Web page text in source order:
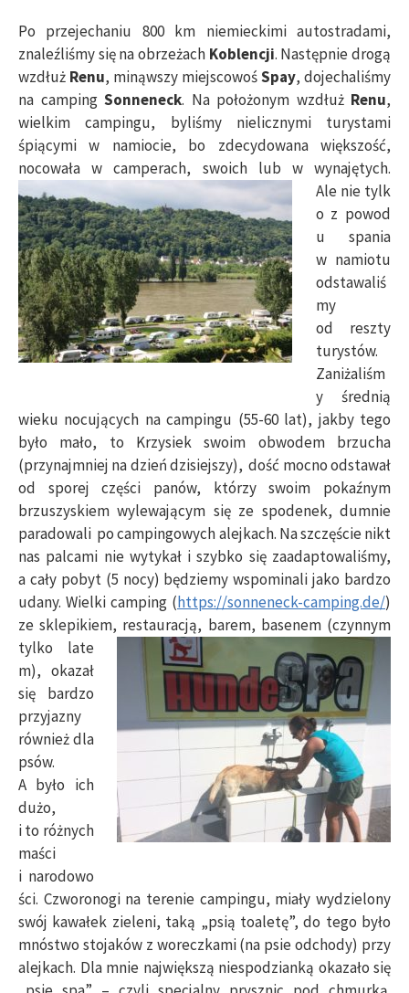
Po przejechaniu 800 km niemieckimi autostradami,
znaleźliśmy się na obrzeżach Koblencji. Następnie drogą
wzdłuż Renu, minąwszy miejscowośSpay, dojechaliśmy
na camping Sonneneck. Na położonym wzdłuż Renu,
wielkim campingu, byliśmy nielicznymi turystami
śpiącymi w namiocie, bo zdecydowana większość,
nocowała w camperach, swoich lub w wynajętych.
Ale nie tylk
o z powod
u spania
w namiotu
odstawaliś
my
od reszty
turystów.
Zaniżaliśm
y średnią
wieku nocujących na campingu (55-60 lat), jakby tego
było mało, to Krzysiek swoim obwodem brzucha
(przynajmniej na dzień dzisiejszy), dość mocno odstawał
od sporej części panów, którzy swoim pokaźnym
brzuszyskiem wylewającym się ze spodenek, dumnie
paradowali po campingowych alejkach. Na szczęście nikt
nas palcami nie wytykał i szybko się zaadaptowaliśmy,
a cały pobyt (5 nocy) będziemy wspominali jako bardzo
udany. Wielki camping (https://sonneneck-camping.de/)
ze sklepikiem, restauracją, barem, basenem (czynnym
tylko late
m), okazał
się bardzo
przyjazny
również dla
psów.
A było ich
dużo,
i to różnych
maści
i narodowo
ści. Czworonogi na terenie campingu, miały wydzielony
swój kawałek zieleni, taką „psią toaletę”, do tego było
mnóstwo stojaków z woreczkami (na psie odchody) przy
alejkach. Dla mnie największą niespodzianką okazało się